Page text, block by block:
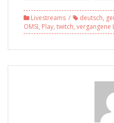
01.03.2014 – Part
6/8
Livestreams deutsch,
OMSI, Play, twitch, vergangene